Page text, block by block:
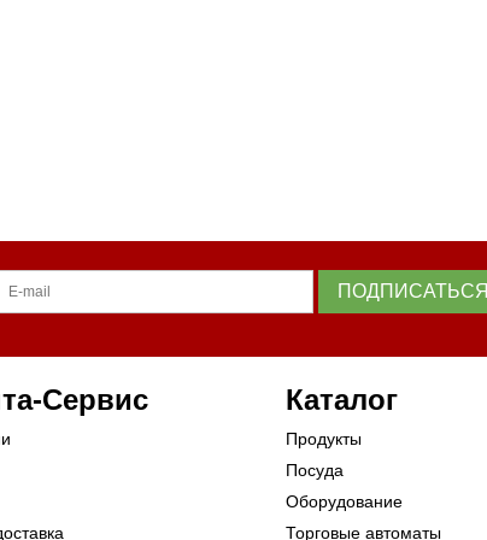
ПОДПИСАТЬСЯ
Сервис Каталог
Продукты
Посуда
Оборудование
Торговые автоматы